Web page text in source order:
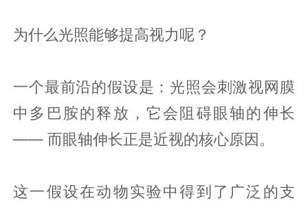
为什么光照能够提高视力呢？
一个最前沿的假设是：光照会刺激视网膜
中多巴胺的释放，它会阻碍眼轴的伸长
—— 而眼轴伸长正是近视的核心原因。
这一假设在动物实验中得到了广泛的支